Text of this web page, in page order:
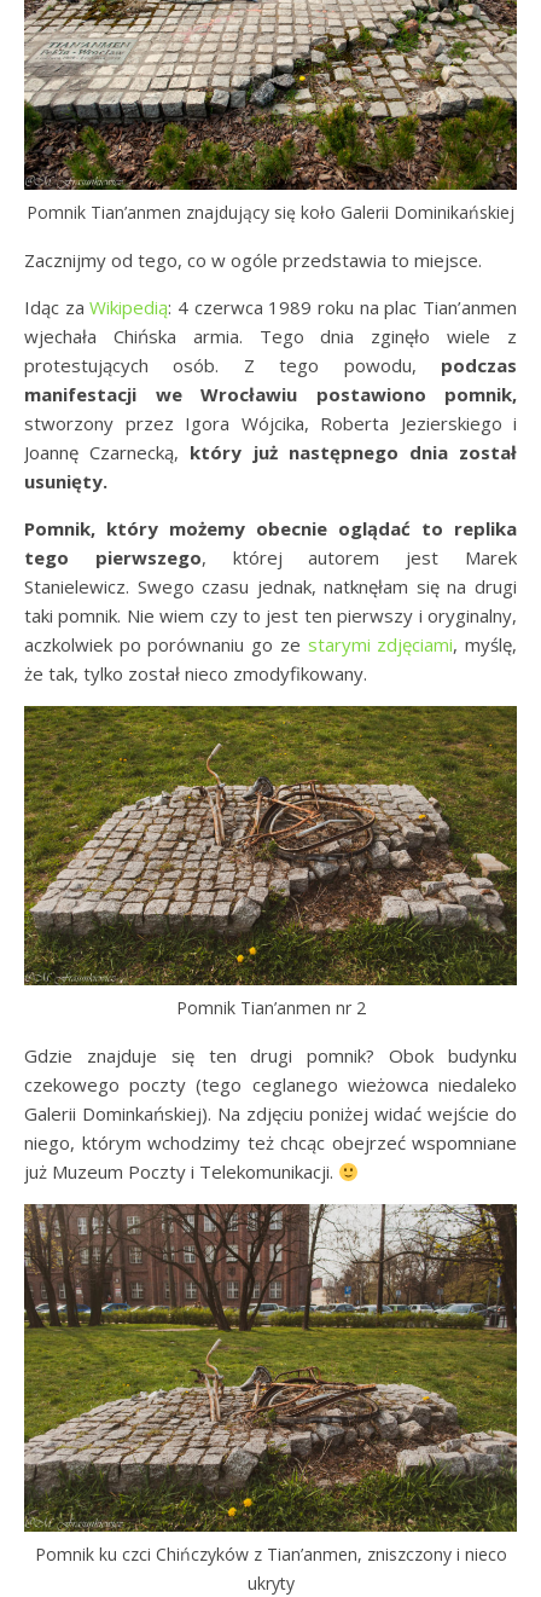
Pomnik Tian’anmen znajdujący się koło Galerii Dominikańskiej
Zacznijmy od tego, co w ogóle przedstawia to miejsce.
Idąc zaWikipedią: 4 czerwca 1989 roku na plac Tian’anmen
wjechała Chińska armia. Tego dnia zginęło wiele z
protestujących osób. Z tego powodu, podczas
manifestacji we Wrocławiu postawiono pomnik,
stworzony przez Igora Wójcika, Roberta Jezierskiego i
Joannę Czarnecką, który już następnego dnia został
usunięty.
Pomnik, który możemy obecnie oglądać to replika
tego pierwszego, której autorem jest Marek
Stanielewicz. Swego czasu jednak, natknęłam się na drugi
taki pomnik. Nie wiem czy to jest ten pierwszy i oryginalny,
aczkolwiek po porównaniu go ze starymi zdjęciami, myślę,
że tak, tylko został nieco zmodyfikowany.
Pomnik Tian’anmen nr 2
Gdzie znajduje się ten drugi pomnik? Obok budynku
czekowego poczty (tego ceglanego wieżowca niedaleko
Galerii Dominkańskiej). Na zdjęciu poniżej widać wejście do
niego, którym wchodzimy też chcąc obejrzeć wspomniane
już Muzeum Poczty i Telekomunikacji.
Pomnik ku czci Chińczyków z Tian’anmen, zniszczony i nieco
ukryty